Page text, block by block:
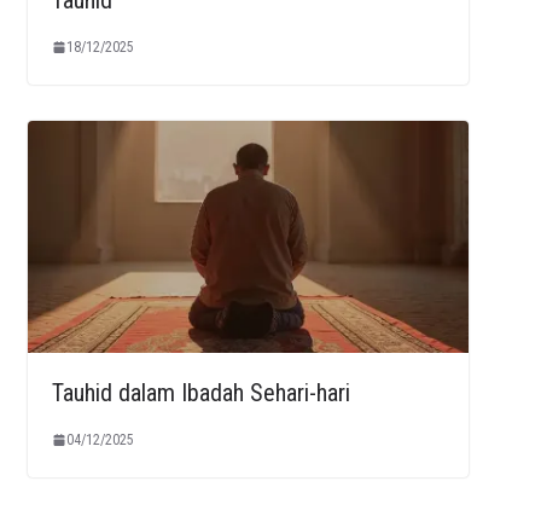
18/12/2025
Tauhid dalam Ibadah Sehari-hari
04/12/2025